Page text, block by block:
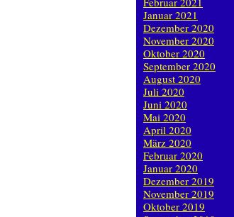
Januar 2021
Dezember 2020
November 2020
Oktober 2020
September 2020
August 2020
Juli 2020
Juni 2020
Mai 2020
April 2020
März 2020
Februar 2020
Januar 2020
Dezember 2019
November 2019
Oktober 2019